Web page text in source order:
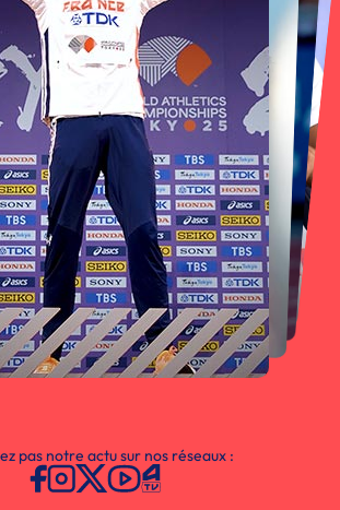
pas notre actu sur nos réseaux :